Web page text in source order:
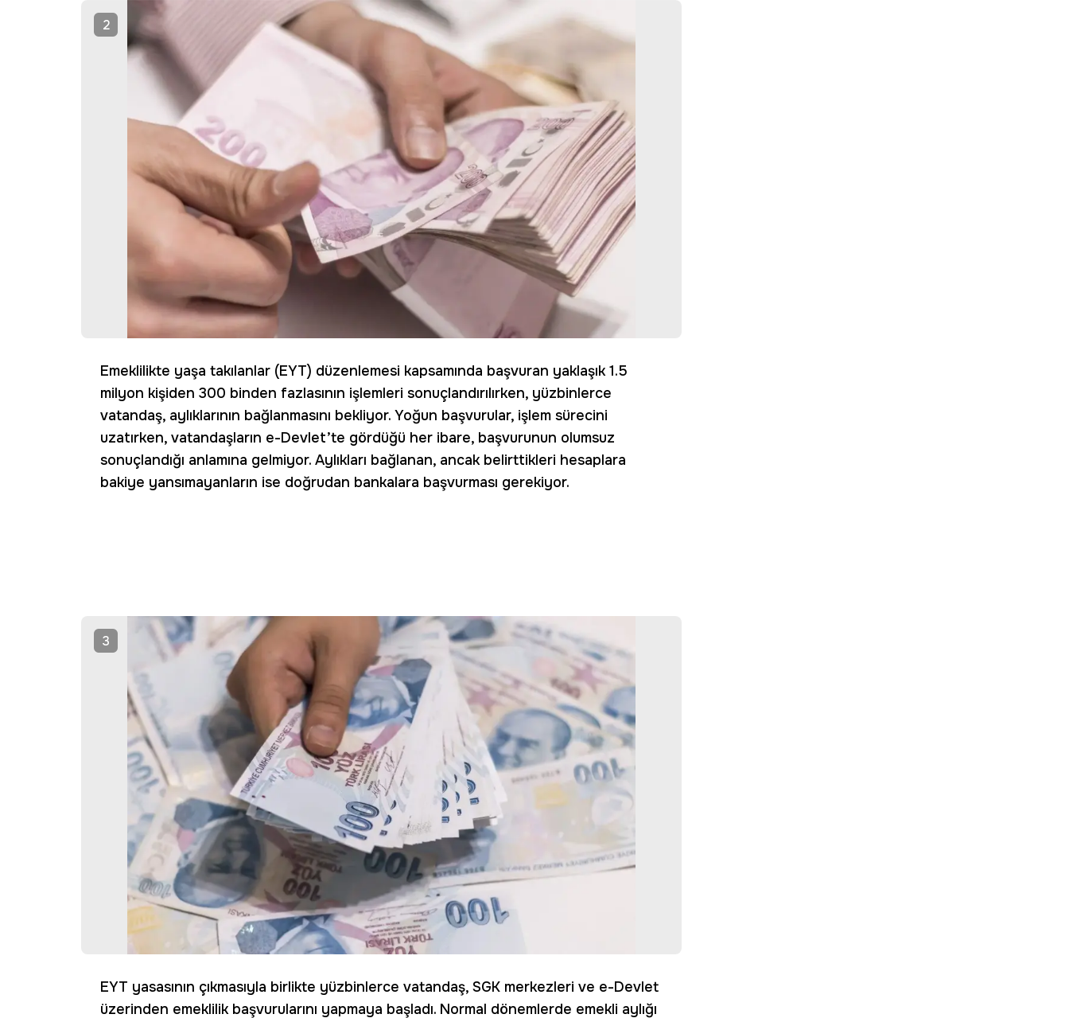
2
Emeklilikte yaşa takılanlar (EYT) düzenlemesi kapsamında başvuran yaklaşık 1.5
milyon kişiden 300 binden fazlasının işlemleri sonuçlandırılırken, yüzbinlerce
vatandaş, aylıklarının bağlanmasını bekliyor. Yoğun başvurular, işlem sürecini
uzatırken, vatandaşların e-Devlet’te gördüğü her ibare, başvurunun olumsuz
sonuçlandığı anlamına gelmiyor. Aylıkları bağlanan, ancak belirttikleri hesaplara
bakiye yansımayanların ise doğrudan bankalara başvurması gerekiyor.
3
EYT yasasının çıkmasıyla birlikte yüzbinlerce vatandaş, SGK merkezleri ve e-Devlet
üzerinden emeklilik başvurularını yapmaya başladı. Normal dönemlerde emekli aylığı